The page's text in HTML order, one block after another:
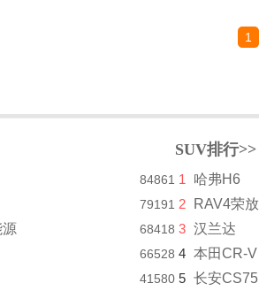
1
84861
79191
源 68418
66528
41580
SUV排行>>
1 哈弗H6
2 RAV4荣放
3 汉兰达
4 本田CR-V
5 长安